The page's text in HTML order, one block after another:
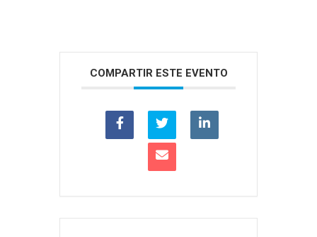
COMPARTIR ESTE EVENTO